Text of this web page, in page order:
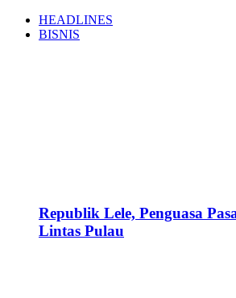
HEADLINES
BISNIS
Republik Lele, Penguasa
Lintas Pulau